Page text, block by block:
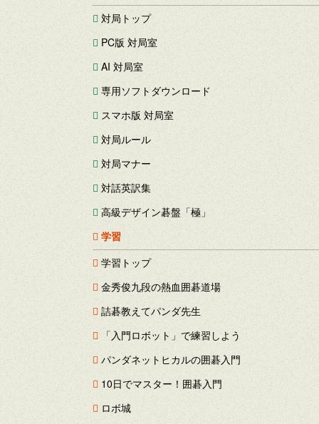
対局トップ
PC版 対局室
AI 対局室
専用ソフトダウンロード
スマホ版 対局室
対局ルール
対局マナー
対話英訳集
高級デザイン碁盤「極」
学習
学習トップ
金秀俊九段の熱血囲碁道場
詰碁教えてパンダ先生
「入門ロボット」で練習しよう
パンダネットヒカルの囲碁入門
10日でマスター！囲碁入門
ロボ城